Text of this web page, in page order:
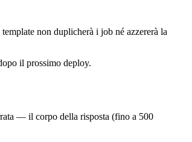
non duplicherà i job né azzererà la
il prossimo deploy.
— il corpo della risposta (fino a 500